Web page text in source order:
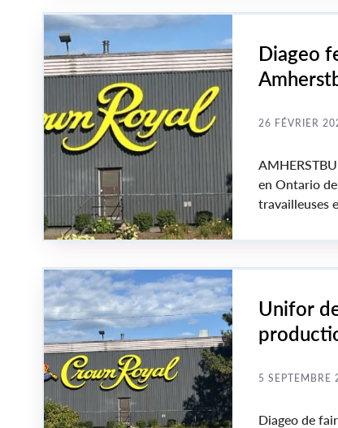
Diageo
26 FÉVRIER
en Ontario
travailleuses
Unifor
5 SEPTEMBRE
Diageo de